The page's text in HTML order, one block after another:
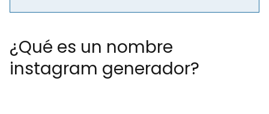
¿Qué es un nombre
instagram generador?